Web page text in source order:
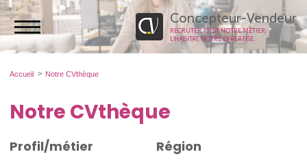
Concepteur-Vendeur
RECRUTER, C’EST NOTRE MÉTIER.
L’HABITAT, NOTRE EXPERTISE.
Accueil Notre CVthèque
Notre CVthèque
Profil/métier Région